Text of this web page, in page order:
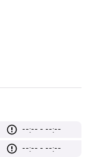
--:-- - --:--
--:-- - --:--